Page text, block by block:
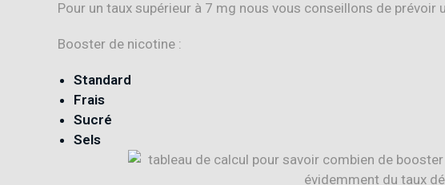
Pour un taux supérieur à 7 mg nous vous conseillons de prévoir
Booster de nicotine :
Standard
Frais
Sucré
Sels